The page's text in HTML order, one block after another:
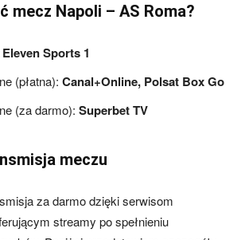
mecz Napoli – AS Roma?
Eleven Sports 1
(płatna): Canal+Online, Polsat Box Go
(za darmo): Superbet TV
meczu
za darmo dzięki serwisom
streamy po spełnieniu